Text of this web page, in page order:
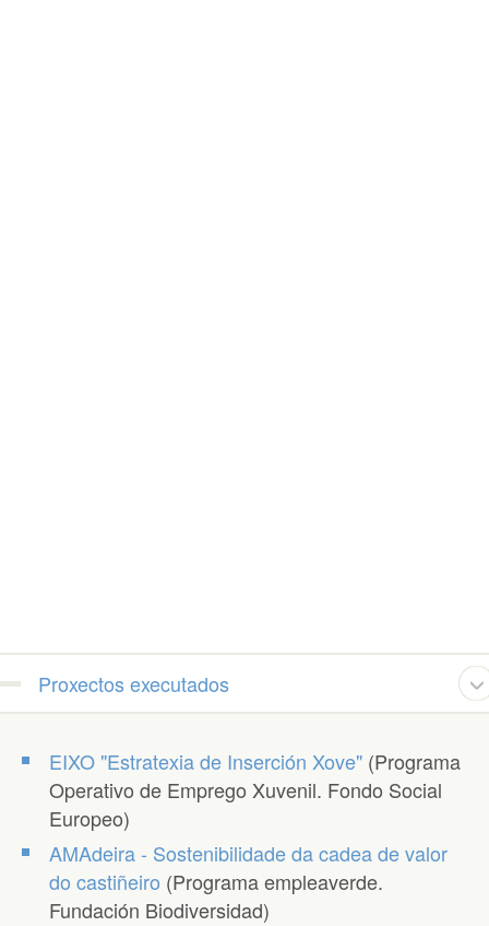
Proxectos executados
EIXO "Estratexia de Inserción Xove" (Programa
Operativo de Emprego Xuvenil. Fondo Social
Europeo)
AMAdeira - Sostenibilidade da cadea de valor
do castiñeiro (Programa empleaverde.
Fundación Biodiversidad)